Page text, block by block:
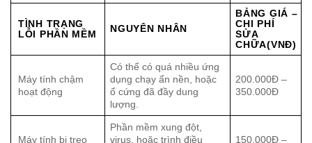
TÌNH TRẠNG
LỖI PHẦN MỀM
NGUYÊN NHÂN
BẢNG GIÁ –
CHI PHÍ
SỬA
CHỮA(VNĐ)
Máy tính chậm
hoạt động
Có thể có quá nhiều ứng
dụng chạy ẩn nền, hoặc
ổ cứng đã đầy dung
lượng.
200.000Đ –
350.000Đ
Máy tính bị treo
Phần mềm xung đột,
virus, hoặc trình điều
150.000Đ –